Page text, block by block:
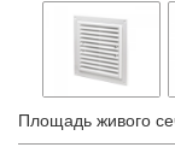
Площадь живого